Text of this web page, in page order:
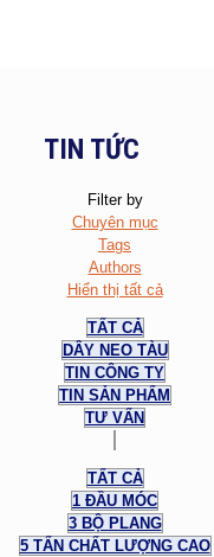
TIN TỨC
Filter by
Chuyên mục
Tags
Authors
Hiển thị tất cả
TẤT CẢ
DÂY NEO TÀU
TIN CÔNG TY
TIN SẢN PHẨM
TƯ VẤN
TẤT CẢ
1 ĐẦU MÓC
3 BỘ PLANG
5 TẤN CHẤT LƯỢNG CAO